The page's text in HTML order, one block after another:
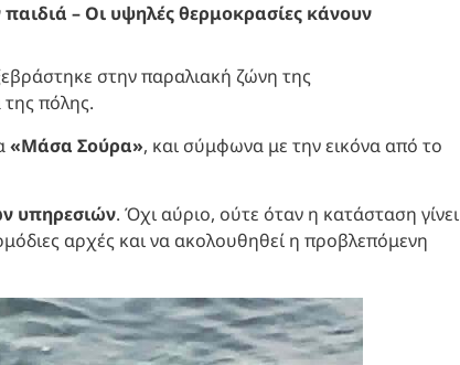
– Οι υψηλές θερμοκρασίες κάνουν
στην παραλιακή ζώνη της
πόλης.
«Μάσα Σούρα», και σύμφωνα με την εικόνα από το
υπηρεσιών. Όχι αύριο, ούτε όταν η κατάσταση γίνει
αρχές και να ακολουθηθεί η προβλεπόμενη